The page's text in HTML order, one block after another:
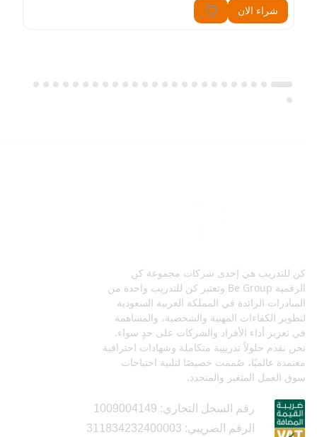
شراء الان
كن للتدريب هي إحدى شركات مجموعة كن
الرقمية Be Group وتعتبر كن للتدريب واحدة من
المبادرات الرائدة في المملكة العربية السعودية
لتطوير الكفاءات المهنية والشخصية، والمساهمة
في تعزيز أداء الأفراد والشركات على حدٍ سواء.
نحن نقدم حلولاً تدريبية متكاملة وشهادات احترافية
معتمدة عالميًا، صُممت خصيصًا لتلبية احتياجات
سوق العمل المتغير والمتجدد.
رقم السجل التجاري: 1009004149
الرقم الضريبي: 311834232400003